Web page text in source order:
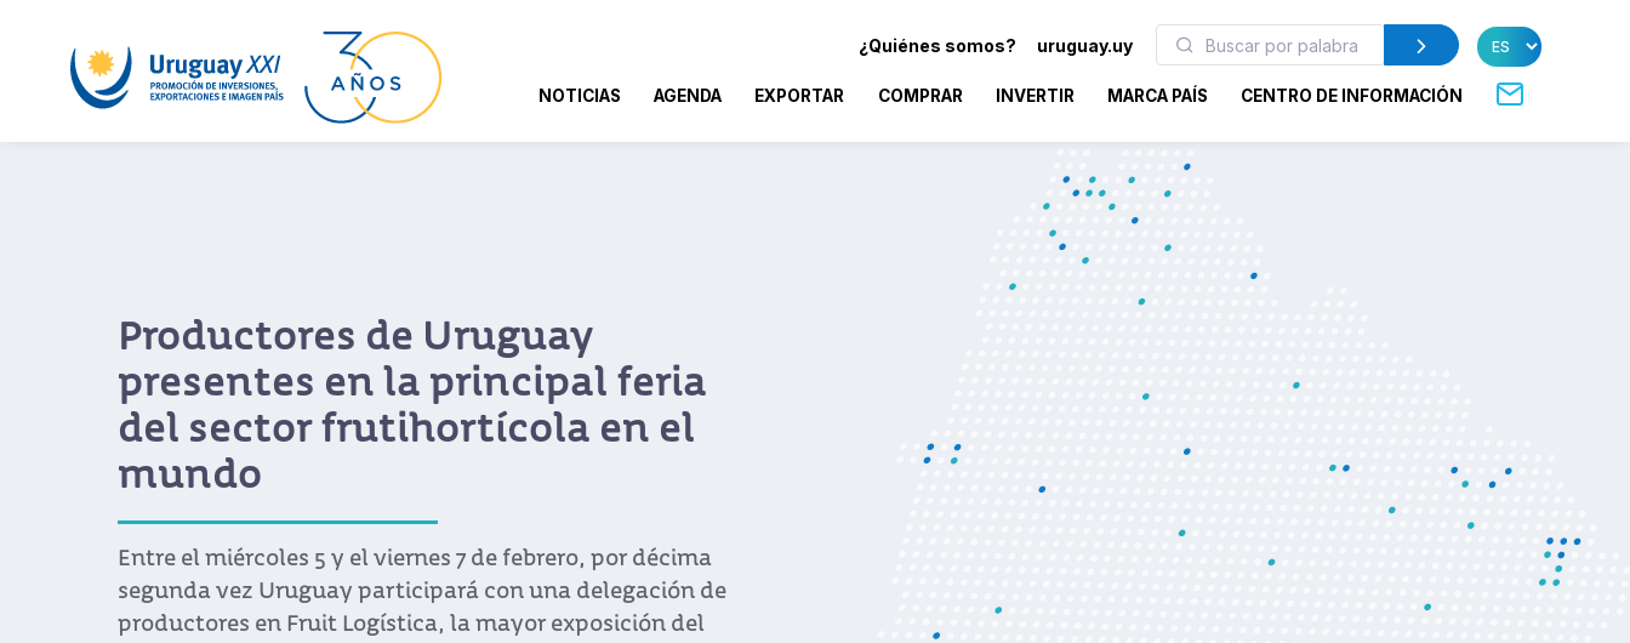
¿Quiénes somos? uruguay.uy
NOTICIAS AGENDA EXPORTAR COMPRAR INVERTIR MARCA PAÍS CENTRO DE INFORMACIÓN
la Exposición Internacional de